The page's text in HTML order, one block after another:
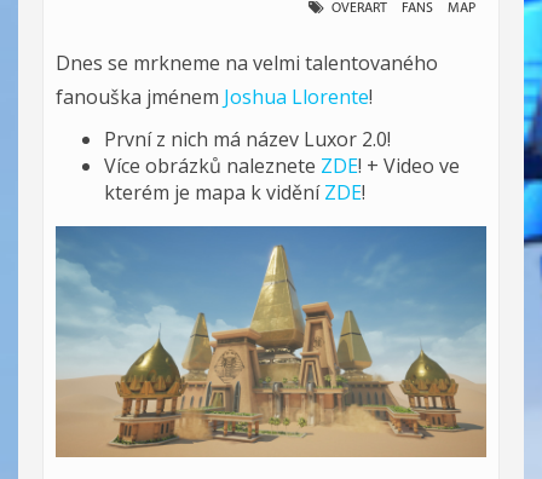
OVERART FANS MAP
Dnes se mrkneme na velmi talentovaného
fanouška jménem Joshua Llorente!
První z nich má název Luxor 2.0!
Více obrázků naleznete ZDE! + Video ve
kterém je mapa k viděníZDE!